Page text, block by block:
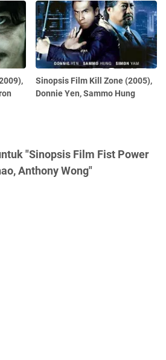
Sinopsis Film Kill Zone (2005),
Donnie Yen, Sammo Hung
"Sinopsis Film Fist Power
Anthony Wong"